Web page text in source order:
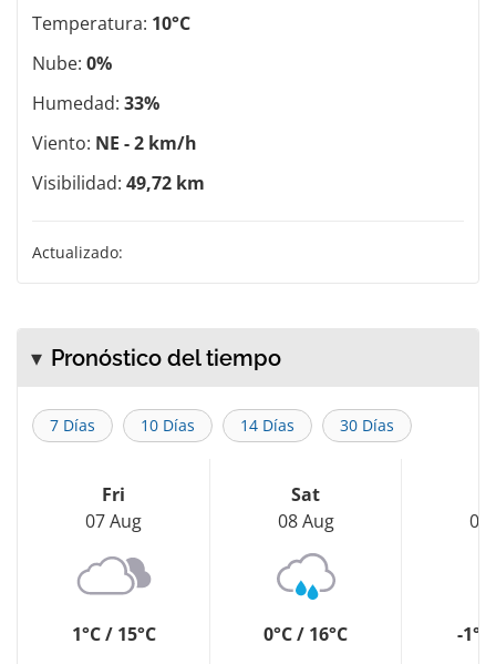
Temperatura: 10°C
Nube: 0%
Humedad: 33%
Viento: NE - 2 km/h
Visibilidad: 49,72 km
Actualizado:
Pronóstico del tiempo
7 Días 10 Días 14 Días 30 Días
Fri
07 Aug
1°C / 15°C
Sat
08 Aug
0°C / 16°C
09
-